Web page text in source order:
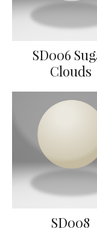
SD006
Clouds
SD008